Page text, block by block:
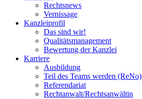
Rechtsnews
Vernissage
Kanzleiprofil
Das sind wir!
Qualitätsmanagement
Bewertung der Kanzlei
Karriere
Ausbildung
Teil des Teams werden (ReNo)
Referendariat
Rechtanwalt/Rechtsanwältin